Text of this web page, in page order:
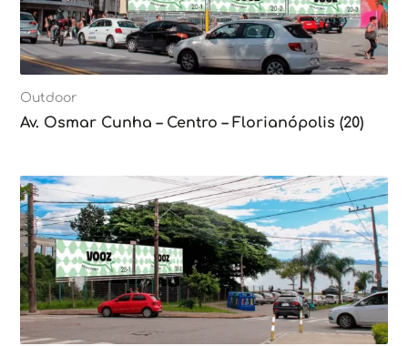
Outdoor
Av. Osmar Cunha – Centro – Florianópolis (20)